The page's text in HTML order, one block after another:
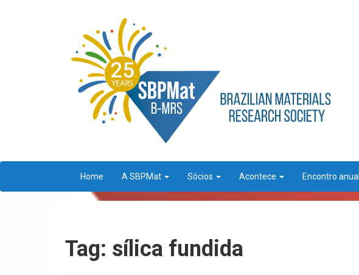
Home A SBPMat Sócios Acontece Encontro anual
Tag: sílica fundida